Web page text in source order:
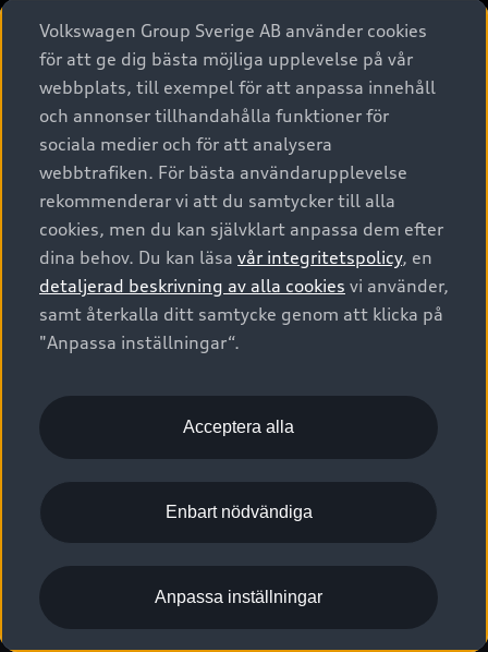
A6 modellerna
SUV
Avant
Audi Sport
Privatleasing
Nya bilar i lager
Begagnade bilar i lager
Audi approved :plus - så gott som nya
Finansiering
Audi exclusive
Provkörning
Service & tillbehör
Audi digital services
Originaltillbehör - köp online
Garantier
Försäkring
Digitala manualer för din Audi
Audi Collection – livsstilsartiklar
Vanliga frågor
2G/3G nätet stängs ned - Hur påverkas min bil av detta?
Tjänstebil
Tjänstebil
Business lease online
Företagsleasing
Om Audi Sverige
Kontakta oss
Audi Återförsäljare/-serviceverkstad
myAudi
Pressmeddelanden
Nyhetsbrev
Vårt hållbarhetsarbete
Lediga tjänster huvudkontor
Lediga tjänster hos Audi Återförsäljare
Kommentar till mediauppgifter om dataläcka
© 2026 AUDI SVERIGE. All Rights Reserved.
Utgivare Juridiskt
Juridiskt Audi AG
Juridiskt Audi Digital Giveaway
Anpassa inställningar för cookies
Visselblåsarkanaler
Volkswagen Group Sverige AB använder cookies
för att ge dig bästa möjliga upplevelse på vår
webbplats, till exempel för att anpassa innehåll
och annonser tillhandahålla funktioner för
sociala medier och för att analysera
webbtrafiken. För bästa användarupplevelse
rekommenderar vi att du samtycker till alla
cookies, men du kan självklart anpassa dem efter
dina behov. Du kan läsa vår integritetspolicy, en
detaljerad beskrivning av alla cookies vi använder,
samt återkalla ditt samtycke genom att klicka på
"Anpassa inställningar“.
Acceptera alla
Enbart nödvändiga
Anpassa inställningar